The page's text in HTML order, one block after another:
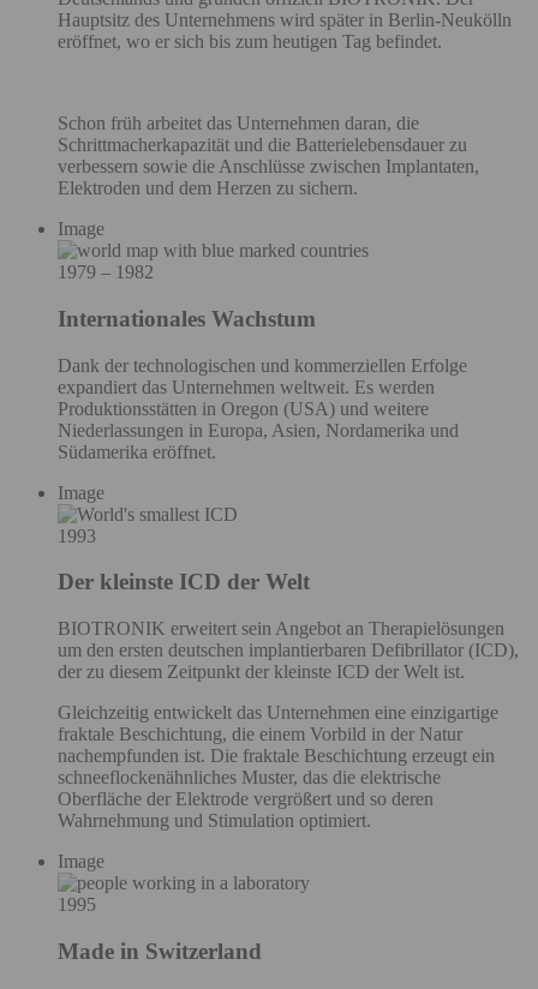
Hauptsitz des Unternehmens wird später in Berlin-Neukölln
eröffnet, wo er sich bis zum heutigen Tag befindet.
Schon früh arbeitet das Unternehmen daran, die
Schrittmacherkapazität und die Batterielebensdauer zu
verbessern sowie die Anschlüsse zwischen Implantaten,
Elektroden und dem Herzen zu sichern.
Image
1979 – 1982
Internationales Wachstum
Dank der technologischen und kommerziellen Erfolge
expandiert das Unternehmen weltweit. Es werden
Produktionsstätten in Oregon (USA) und weitere
Niederlassungen in Europa, Asien, Nordamerika und
Südamerika eröffnet.
Image
1993
Der kleinste ICD der Welt
BIOTRONIK erweitert sein Angebot an Therapielösungen
um den ersten deutschen implantierbaren Defibrillator (ICD),
der zu diesem Zeitpunkt der kleinste ICD der Welt ist.
Gleichzeitig entwickelt das Unternehmen eine einzigartige
fraktale Beschichtung, die einem Vorbild in der Natur
nachempfunden ist. Die fraktale Beschichtung erzeugt ein
schneeflockenähnliches Muster, das die elektrische
Oberfläche der Elektrode vergrößert und so deren
Wahrnehmung und Stimulation optimiert.
Image
1995
Made in Switzerland